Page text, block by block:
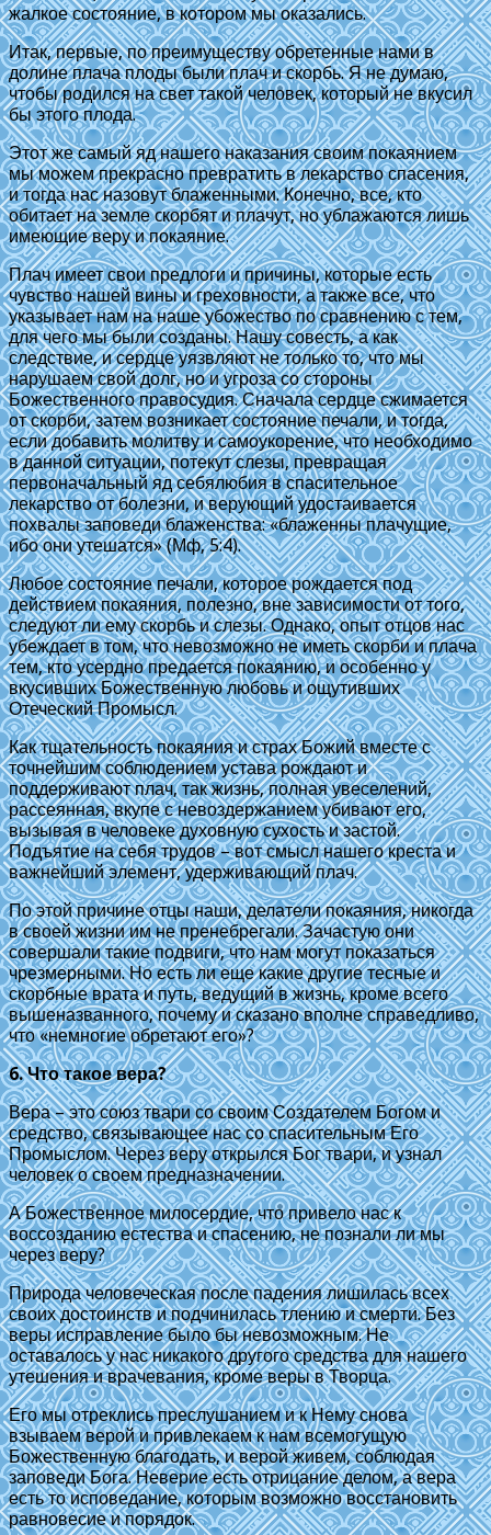
жалкое состояние, в котором мы оказались.
Итак, первые, по преимуществу обретенные нами в
долине плача плоды были плач и скорбь. Я не думаю,
чтобы родился на свет такой человек, который не вкусил
бы этого плода.
Этот же самый яд нашего наказания своим покаянием
мы можем прекрасно превратить в лекарство спасения,
и тогда нас назовут блаженными. Конечно, все, кто
обитает на земле cкорбят и плачут, но ублажаются лишь
имеющие веру и покаяние.
Плач имеет свои предлоги и причины, которые есть
чувство нашей вины и греховности, а также все, что
указывает нам на наше убожество по сравнению с тем,
для чего мы были созданы. Нашу совесть, а как
следствие, и сердце уязвляют не только то, что мы
нарушаем свой долг, но и угроза со стороны
Божественного правосудия. Сначала сердце сжимается
от скорби, затем возникает состояние печали, и тогда,
если добавить молитву и самоукорение, что необходимо
в данной ситуации, потекут слезы, превращая
первоначальный яд себялюбия в спасительное
лекарство от болезни, и верующий удостаивается
похвалы заповеди блаженства: «блаженны плачущие,
ибо они утешатся» (Мф, 5:4).
Любое состояние печали, которое рождается под
действием покаяния, полезно, вне зависимости от того,
следуют ли ему скорбь и слезы. Однако, опыт отцов нас
убеждает в том, что невозможно не иметь скорби и плача
тем, кто усердно предается покаянию, и особенно у
вкусивших Божественную любовь и ощутивших
Отеческий Промысл.
Как тщательность покаяния и страх Божий вместе с
точнейшим соблюдением устава рождают и
поддерживают плач, так жизнь, полная увеселений,
рассеянная, вкупе с невоздержанием убивают его,
вызывая в человеке духовную сухость и застой.
Подъятие на себя трудов – вот смысл нашего креста и
важнейший элемент, удерживающий плач.
По этой причине отцы наши, делатели покаяния, никогда
в своей жизни им не пренебрегали. Зачастую они
совершали такие подвиги, что нам могут показаться
чрезмерными. Но есть ли еще какие другие тесные и
скорбные врата и путь, ведущий в жизнь, кроме всего
вышеназванного, почему и сказано вполне справедливо,
что «немногие обретают его»?
6. Что такое вера?
Вера – это союз твари со своим Создателем Богом и
средство, связывающее нас со спасительным Его
Промыслом. Через веру открылся Бог твари, и узнал
человек о своем предназначении.
А Божественное милосердие, что привело нас к
воссозданию естества и спасению, не познали ли мы
через веру?
Природа человеческая после падения лишилась всех
своих достоинств и подчинилась тлению и смерти. Без
веры исправление было бы невозможным. Не
оставалось у нас никакого другого средства для нашего
утешения и врачевания, кроме веры в Творца.
Его мы отреклись преслушанием и к Нему снова
взываем верой и привлекаем к нам всемогущую
Божественную благодать, и верой живем, соблюдая
заповеди Бога. Неверие есть отрицание делом, а вера
есть то исповедание, которым возможно восстановить
равновесие и порядок.